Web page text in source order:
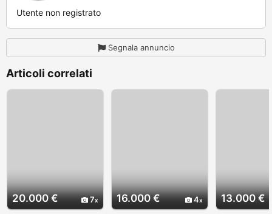
Utente non registrato
Segnala annuncio
Articoli correlati
20.000 € 7 16.000 € 4 13.000 €